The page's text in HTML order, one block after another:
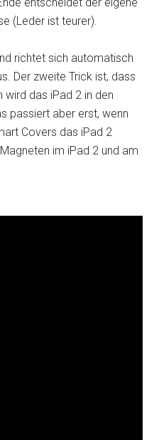
(Leder ist teurer).
richtet sich automatisch
Der zweite Trick ist, dass
das iPad 2 in den
passiert aber erst, wenn
Covers das iPad 2
im iPad 2 und am